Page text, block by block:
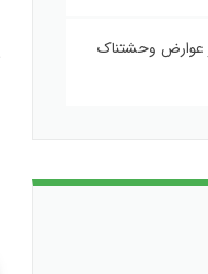
عوارض وحشتناک